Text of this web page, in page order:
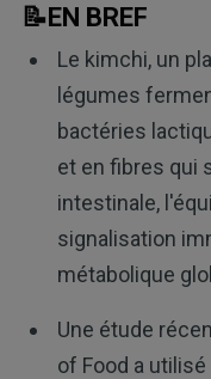
📝EN BREF
Le kimchi, un
légumes
bactéries
et en fibres qui
intestinale,
signalisation
métabolique
Une étude
of Food a